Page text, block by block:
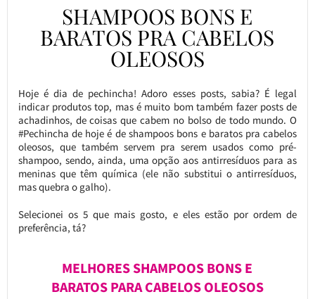
SHAMPOOS BONS E
BARATOS PRA CABELOS
OLEOSOS
Hoje é dia de pechincha! Adoro esses posts, sabia? É legal
indicar produtos top, mas é muito bom também fazer posts de
achadinhos, de coisas que cabem no bolso de todo mundo. O
#Pechincha de hoje é de shampoos bons e baratos pra cabelos
oleosos, que também servem pra serem usados como pré-
shampoo, sendo, ainda, uma opção aos antirresíduos para as
meninas que têm química (ele não substitui o antirresíduos,
mas quebra o galho).
Selecionei os 5 que mais gosto, e eles estão por ordem de
preferência, tá?
MELHORES SHAMPOOS BONS E
BARATOS PARA CABELOS OLEOSOS